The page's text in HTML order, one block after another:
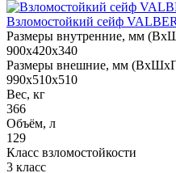
Взломостойкий сейф
Размеры внутренние, мм
900x420x340
Размеры внешние, мм
990x510x510
Вес, кг
366
Объём, л
129
Класс взломостойкости
3 класс